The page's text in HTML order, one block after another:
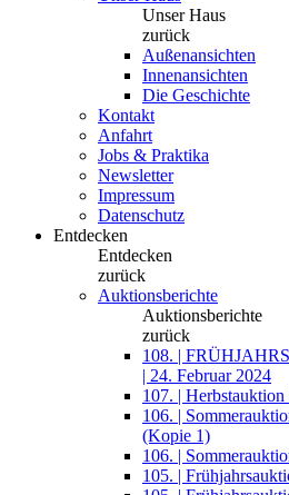
Unser Haus
zurück
Außenansichten
Innenansichten
Die Geschichte
Kontakt
Anfahrt
Jobs & Praktika
Newsletter
Impressum
Datenschutz
Entdecken
Entdecken
zurück
Auktionsberichte
Auktionsberichte
zurück
108. |
| 24. Februar 2024
107. |
106. |
(Kopie 1)
106. |
105. |